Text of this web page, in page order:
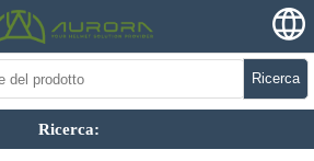
Ricerca
Ricerca: